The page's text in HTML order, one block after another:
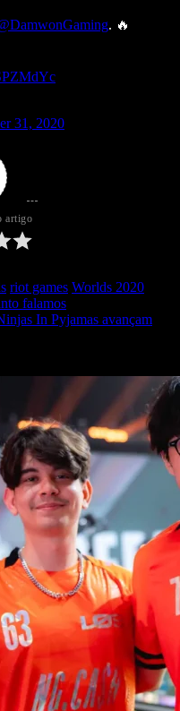
. 🔥
31, 2020
artigo
riot games Worlds 2020
falamos
In Pyjamas avançam